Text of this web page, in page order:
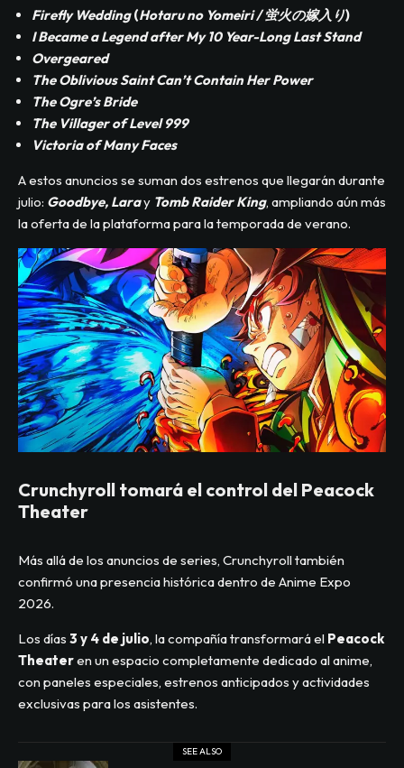
Firefly Wedding(Hotaru no Yomeiri / 蛍火の嫁入り)
I Became a Legend after My 10 Year-Long Last Stand
Overgeared
The Oblivious Saint Can’t Contain Her Power
The Ogre’s Bride
The Villager of Level 999
Victoria of Many Faces
A estos anuncios se suman dos estrenos que llegarán durante
julio: Goodbye, Laray Tomb Raider King, ampliando aún más
la oferta de la plataforma para la temporada de verano.
Crunchyroll tomará el control del Peacock
Theater
Más allá de los anuncios de series, Crunchyroll también
confirmó una presencia histórica dentro de Anime Expo
2026.
Los días 3 y 4 de julio, la compañía transformará el Peacock
Theateren un espacio completamente dedicado al anime,
con paneles especiales, estrenos anticipados y actividades
exclusivas para los asistentes.
SEE ALSO